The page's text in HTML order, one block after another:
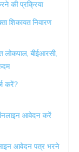
की प्रक्रिया
शिकायत निवारण
बीईआरसी,
करें?
आवेदन करें
आवेदन पत्र भरने